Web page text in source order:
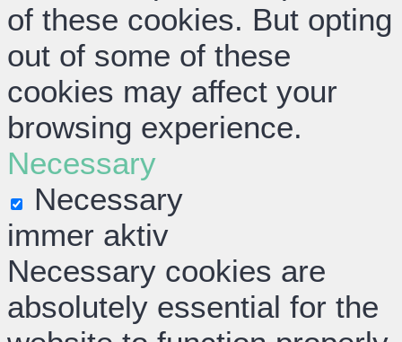
of these cookies. But opting
out of some of these
cookies may affect your
browsing experience.
Necessary
Necessary
immer aktiv
Necessary cookies are
absolutely essential for the